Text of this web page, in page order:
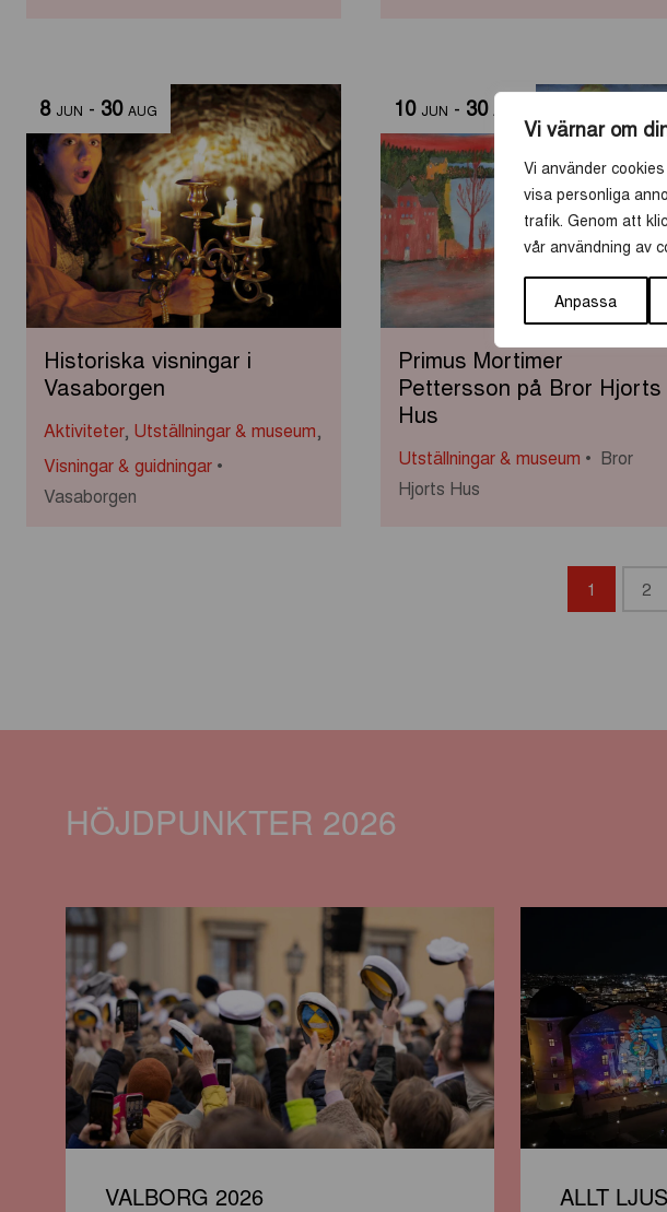
Vi värnar om
Vi använder
visa personliga
trafik. Genom att
vår användning av
Anpassa
8 JUN - 30 AUG
Historiska visningar i
Vasaborgen
Aktiviteter, Utställningar & museum,
Visningar & guidningar
Vasaborgen
10 JUN - 30 AUG
Primus Mortimer
Pettersson på Bror Hjorts
Hus
Utställningar & museum
Bror
Hjorts Hus
1 2
HÖJDPUNKTER 2026
VALBORG 2026 ALLT